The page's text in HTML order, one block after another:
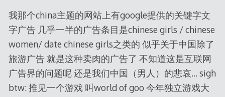
我那个china主题的网站上有google提供的关键字文
字广告 几乎一半的广告条目是chinese girls / chinese
women/ date chinese girls之类的 似乎关于中国除了
旅游广告 就是这种卖肉的广告了 不知道这是互联网
广告界的问题呢 还是我们中国（男人）的悲哀… sigh
btw: 推见一个游戏 叫world of goo 今年独立游戏大